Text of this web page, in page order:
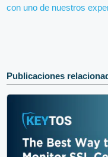
con uno de nuestros
Publicaciones